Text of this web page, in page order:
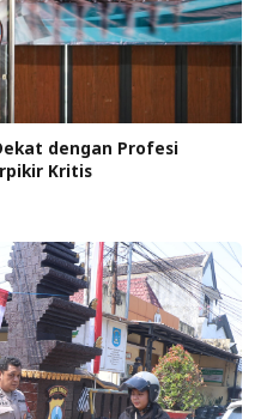
dengan Profesi
Kritis